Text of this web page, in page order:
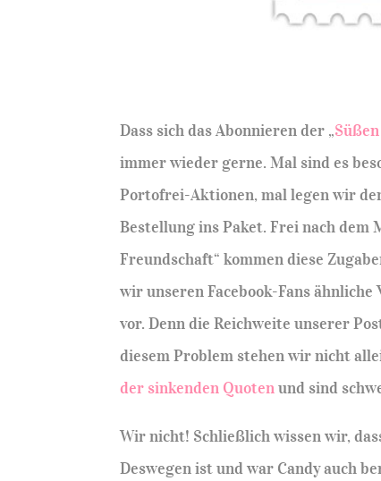
Dass sich das Abonnieren der „
immer wieder gerne. Mal sind es
Portofrei-Aktionen, mal legen wir
Bestellung ins Paket. Frei nach dem
Freundschaft“ kommen diese
wir unseren Facebook-Fans
vor. Denn die Reichweite unserer
diesem Problem stehen wir nicht
der sinkenden Quotenund sind
Wir nicht! Schließlich wissen wir,
Deswegen ist und war Candy auch